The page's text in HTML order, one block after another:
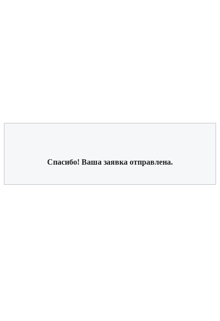
Спасибо! Ваша заявка отправлена.